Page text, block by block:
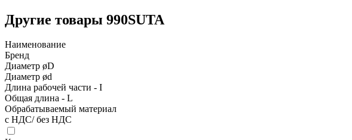
Другие товары 990SUTA
Наименование
Бренд
Диаметр øD
Диаметр ød
Длина рабочей части - I
Общая длина - L
Обрабатываемый материал
с НДС/ без НДС